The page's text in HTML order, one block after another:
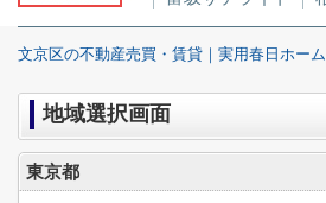
文京区の不動産売買・賃貸｜実用春日ホーム
地域選択画面
東京都